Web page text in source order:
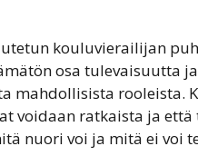
kouluvierailijan
osa tulevaisuutta
mahdollisista rooleista.
voidaan ratkaista ja
nuori voi ja mitä ei voi